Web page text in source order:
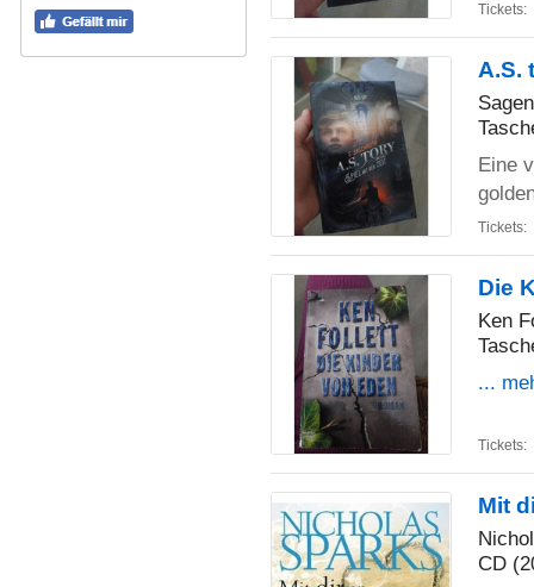
Tickets:
A.S.
Eine
Tickets:
Die
Ken
...
Tickets:
Mit
CD